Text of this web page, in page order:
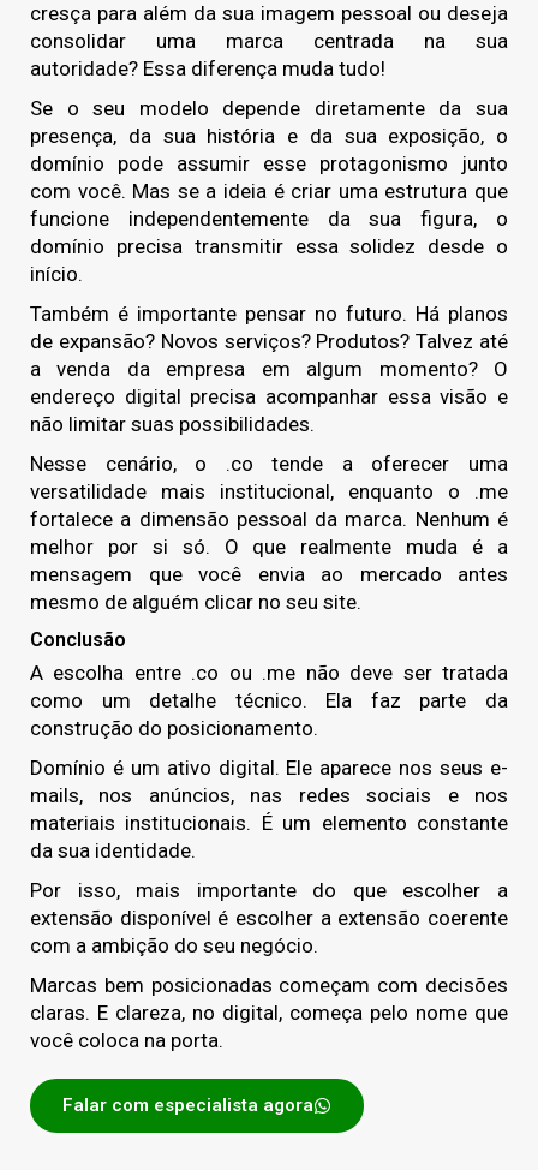
cresça para além da sua imagem pessoal ou deseja
consolidar uma marca centrada na sua
autoridade? Essa diferença muda tudo!
Se o seu modelo depende diretamente da sua
presença, da sua história e da sua exposição, o
domínio pode assumir esse protagonismo junto
com você. Mas se a ideia é criar uma estrutura que
funcione independentemente da sua figura, o
domínio precisa transmitir essa solidez desde o
início.
Também é importante pensar no futuro. Há planos
de expansão? Novos serviços? Produtos? Talvez até
a venda da empresa em algum momento? O
endereço digital precisa acompanhar essa visão e
não limitar suas possibilidades.
Nesse cenário, o .co tende a oferecer uma
versatilidade mais institucional, enquanto o .me
fortalece a dimensão pessoal da marca. Nenhum é
melhor por si só. O que realmente muda é a
mensagem que você envia ao mercado antes
mesmo de alguém clicar no seu site.
Conclusão
A escolha entre .co ou .me não deve ser tratada
como um detalhe técnico. Ela faz parte da
construção do posicionamento.
Domínio é um ativo digital. Ele aparece nos seus e-
mails, nos anúncios, nas redes sociais e nos
materiais institucionais. É um elemento constante
da sua identidade.
Por isso, mais importante do que escolher a
extensão disponível é escolher a extensão coerente
com a ambição do seu negócio.
Marcas bem posicionadas começam com decisões
claras. E clareza, no digital, começa pelo nome que
você coloca na porta.
Falar com especialista agora